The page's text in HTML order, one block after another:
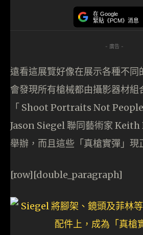
在 Google
緊貼《PCM》消息
- 廣告 -
遠看這展覽好像在展示各種不同
會發現所有槍械都由攝影器材組
「 Shoot Portraits Not
Jason Siegel 聯同藝術家 Keith
舉辦，而且這些「真槍實彈」現
[row][double_paragraph]